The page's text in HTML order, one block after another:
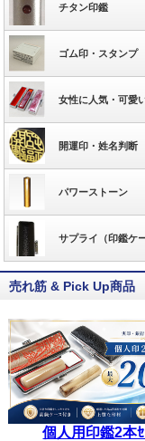
チタン印鑑
ゴム印・スタンプ
女性に人気・可愛
開運印・姓名判断
パワーストーン
サプライ（印鑑ケ
売れ筋 & Pick Up商品
個人用印鑑2本